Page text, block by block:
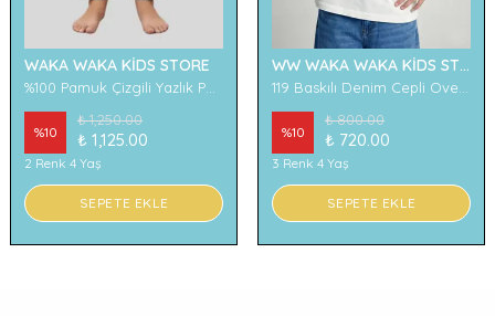
WAKA WAKA KİDS STORE
%10
₺ 1,250.00
₺ 1,125.00
2 Renk 4 Yaş
SEPETE EKLE
WW WAKA WAKA KİDS STORE
%10
₺ 800.00
₺ 720.00
3 Renk 4 Yaş
SEPETE EKLE